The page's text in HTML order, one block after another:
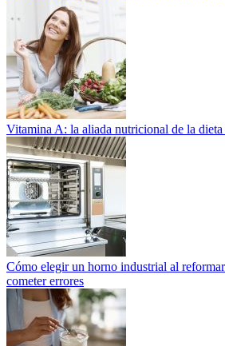
Vitamina A: la aliada nutricional de la
Cómo elegir un horno industrial al
cometer errores